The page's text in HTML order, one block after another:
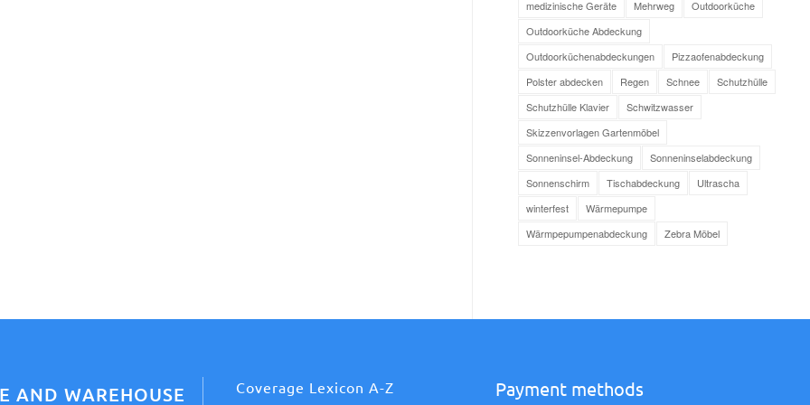
medizinische Geräte Mehrweg
Outdoorküche
Outdoorküche Abdeckung
Outdoorküchenabdeckungen
Pizzaofenabdeckung
Polster abdecken
Regen Schnee
Schutzhülle
Schutzhülle Klavier
Schwitzwasser
Skizzenvorlagen Gartenmöbel
Sonneninsel-Abdeckung
Sonneninselabdeckung
Sonnenschirm
Tischabdeckung
Ultrascha
winterfest
Wärmepumpe
Wärmpepumpenabdeckung
Zebra Möbel
AND WAREHOUSE Coverage Lexicon A-Z Payment methods